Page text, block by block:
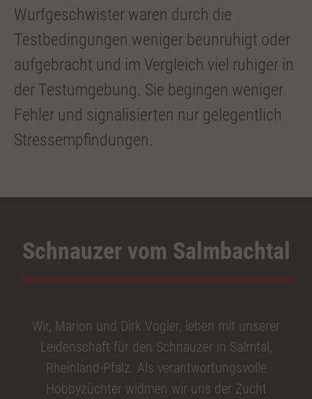
Wurfgeschwister waren durch die
Testbedingungen weniger beunruhigt oder
aufge­bracht und im Vergleich viel ruhiger in
der Testumgebung. Sie begingen weniger
Fehler und signalisierten nur gelegentlich
Stressempfindungen.
Schnauzer vom Salmbachtal
Wir, Marion und Dirk Vogler, leben mit unserer
Leidenschaft für den Schnauzer in Salmtal,
Rheinland-Pfalz. Als verantwortungsvolle
Hobbyzüchter widmen wir uns der Zucht